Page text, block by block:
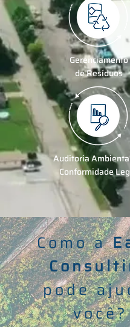
Gerenciamento
de Resíduos
Auditoria
Conformidade
Como a
pode
você?